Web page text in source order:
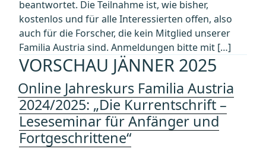
beantwortet. Die Teilnahme ist, wie bisher,
kostenlos und für alle Interessierten offen, also
auch für die Forscher, die kein Mitglied unserer
Familia Austria sind. Anmeldungen bitte mit […]
VORSCHAU JÄNNER 2025
Online Jahreskurs Familia Austria
2024/2025: „Die Kurrentschrift –
Leseseminar für Anfänger und
Fortgeschrittene“